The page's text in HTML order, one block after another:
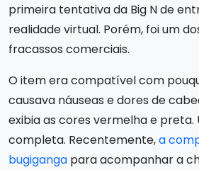
primeira tentativa da Big N de
realidade virtual. Porém, foi um
fracassos comerciais.
O item era compatível com
causava náuseas e dores de
exibia as cores vermelha e preta.
completa. Recentemente,a
bugiganga para acompanhar a